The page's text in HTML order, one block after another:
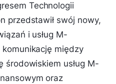
Technologii
przedstawił swój nowy,
i usług M-
komunikację między
środowiskiem usług M-
oraz